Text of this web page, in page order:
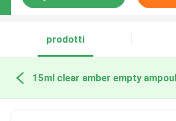
prodotti